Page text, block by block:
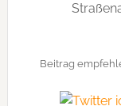
Beitrag